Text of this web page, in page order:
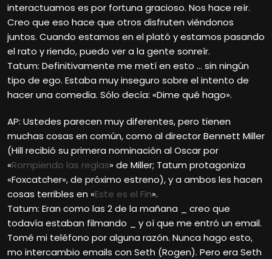
interactuamos es por fortuna gracioso. Nos hace reír.
Creo que eso hace que otros disfruten viéndonos
juntos. Cuando estamos en el plató y estamos pasando
el rato y riendo, puedo ver a la gente sonreír.
Tatum: Definitivamente me metí en esto … sin ningún
tipo de ego. Estaba muy inseguro sobre el intento de
hacer una comedia. Sólo decía: «Dime qué hago».
AP: Ustedes parecen muy diferentes, pero tienen
muchas cosas en común, como al director Bennett Miller
(Hill recibió su primera nominación al Oscar por
«Rompiendo las reglas» de Miller; Tatum protagoniza
«Foxcatcher», de próximo estreno), y a ambos les hacen
cosas terribles en «Este es el Fin».
Tatum: Eran como las 2 de la mañana _ creo que
todavía estaban filmando _ y oí que me entró un email.
Tomé mi teléfono por alguna razón. Nunca hago esto,
mo intercambio emails con Seth (Rogen). Pero era Seth